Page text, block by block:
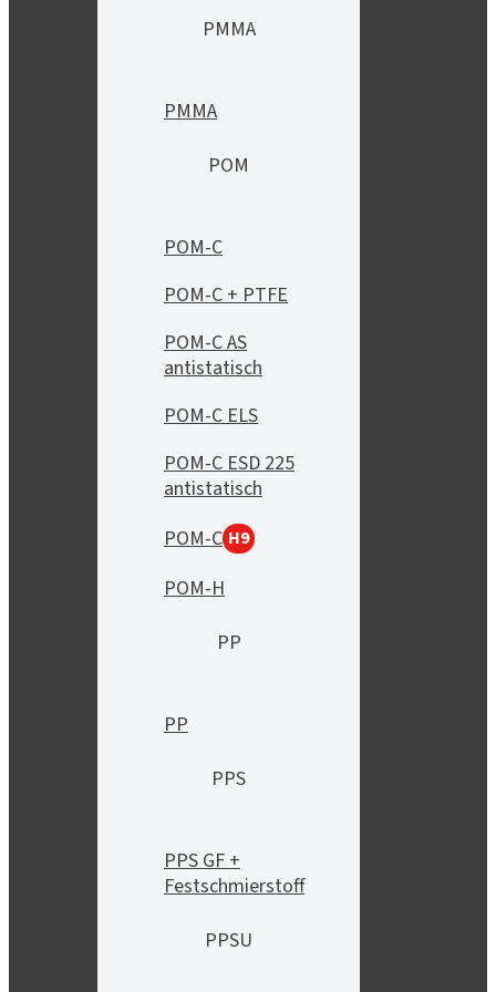
PMMA
PMMA
POM
POM-C
POM-C + PTFE
POM-C AS
antistatisch
POM-C ELS
POM-C ESD 225
antistatisch
POM-C H9
POM-H
PP
PP
PPS
PPS GF +
Festschmierstoff
PPSU